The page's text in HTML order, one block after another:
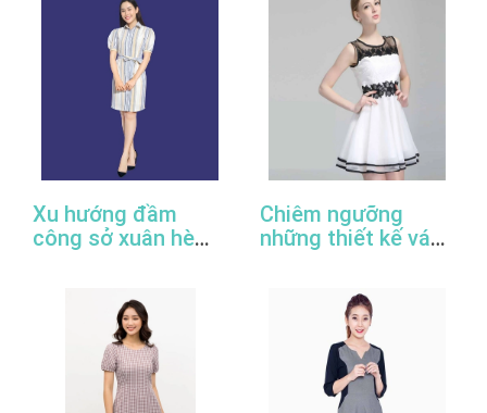
Xu hướng đầm
công sở xuân hè
Chiêm ngưỡng
những thiết kế váy